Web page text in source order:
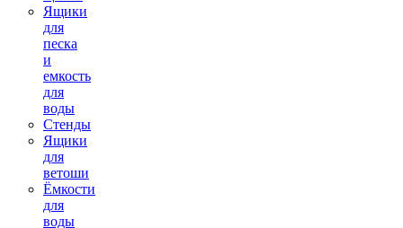
Ящики
для
песка
и
емкость
для
воды
Стенды
Ящики
для
ветоши
Ёмкости
для
воды